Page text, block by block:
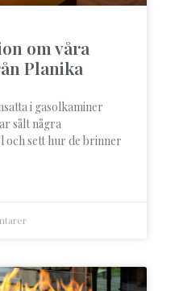
om våra
Planika
i gasolkaminer
sålt några
och sett hur de brinner